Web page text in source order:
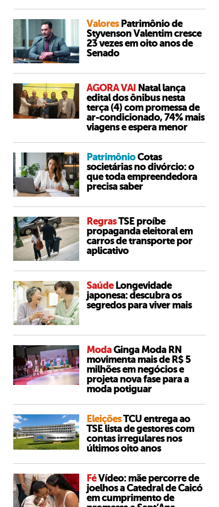
Valores Patrimônio de
Styvenson Valentim cresce
23 vezes em oito anos de
Senado
AGORA VAI Natal lança
edital dos ônibus nesta
terça (4) com promessa de
ar-condicionado, 74% mais
viagens e espera menor
PatrimônioCotas
societárias no divórcio: o
que toda empreendedora
precisa saber
RegrasTSE proíbe
propaganda eleitoral em
carros de transporte por
aplicativo
Saúde Longevidade
japonesa: descubra os
segredos para viver mais
ModaGinga Moda RN
movimenta mais de R$ 5
milhões em negócios e
projeta nova fase para a
moda potiguar
EleiçõesTCU entrega ao
TSE lista de gestores com
contas irregulares nos
últimos oito anos
FéVídeo: mãe percorre de
joelhos a Catedral de Caicó
em cumprimento de